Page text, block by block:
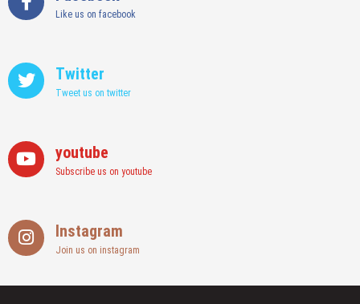
Like us on facebook
Twitter
Tweet us on twitter
youtube
Subscribe us on youtube
Instagram
Join us on instagram